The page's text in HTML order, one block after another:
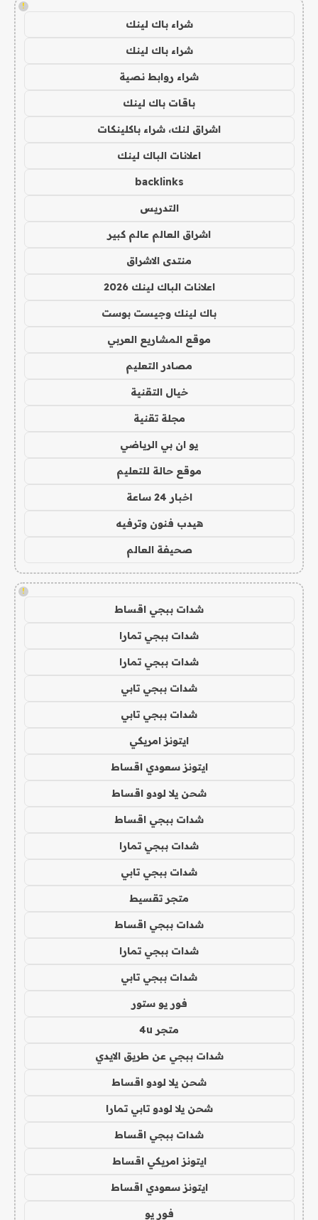
!
شراء باك لينك
شراء باك لينك
شراء روابط نصية
باقات باك لينك
اشراق لنك، شراء باكلينكات
اعلانات الباك لينك
backlinks
التدريس
اشراق العالم عالم كبير
منتدى الاشراق
اعلانات الباك لينك 2026
باك لينك وجيست بوست
موقع المشاريع العربي
مصادر التعليم
خيال التقنية
مجلة تقنية
يو ان بي الرياضي
موقع حالة للتعليم
اخبار 24 ساعة
هيدب فنون وترفيه
صحيفة العالم
!
شدات ببجي اقساط
شدات ببجي تمارا
شدات ببجي تمارا
شدات ببجي تابي
شدات ببجي تابي
ايتونز امريكي
ايتونز سعودي اقساط
شحن يلا لودو اقساط
شدات ببجي اقساط
شدات ببجي تمارا
شدات ببجي تابي
متجر تقسيط
شدات ببجي اقساط
شدات ببجي تمارا
شدات ببجي تابي
فور يو ستور
متجر 4u
شدات ببجي عن طريق الايدي
شحن يلا لودو اقساط
شحن يلا لودو تابي تمارا
شدات ببجي اقساط
ايتونز امريكي اقساط
ايتونز سعودي اقساط
فور يو